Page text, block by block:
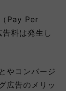
Pay Per
料は発生し
やコンバージ
広告のメリッ